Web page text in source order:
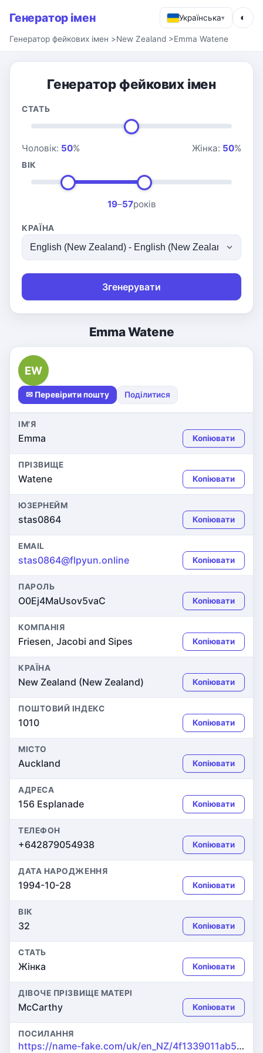
Генератор імен Українська▾ ◐
Генератор фейкових імен >New Zealand >Emma Watene
Генератор фейкових імен
СТАТЬ
Чоловік: 50% Жінка: 50%
ВІК
19–57років
КРАЇНА
Згенерувати
Emma Watene
EW
✉ Перевірити пошту Поділитися
ІМ'Я
Emma Копіювати
ПРІЗВИЩЕ
Watene Копіювати
ЮЗЕРНЕЙМ
stas0864 Копіювати
EMAIL
stas0864@flpyun.online Копіювати
ПАРОЛЬ
O0Ej4MaUsov5vaC Копіювати
КОМПАНІЯ
Friesen, Jacobi and Sipes Копіювати
КРАЇНА
New Zealand (New Zealand) Копіювати
ПОШТОВИЙ ІНДЕКС
1010 Копіювати
МІСТО
Auckland Копіювати
АДРЕСА
156 Esplanade Копіювати
ТЕЛЕФОН
+642879054938 Копіювати
ДАТА НАРОДЖЕННЯ
1994-10-28 Копіювати
ВІК
32 Копіювати
СТАТЬ
Жінка Копіювати
ДІВОЧЕ ПРІЗВИЩЕ МАТЕРІ
McCarthy Копіювати
ПОСИЛАННЯ
https://name-fake.com/uk/en_NZ/4f1339011ab5774877da8209a37341d1